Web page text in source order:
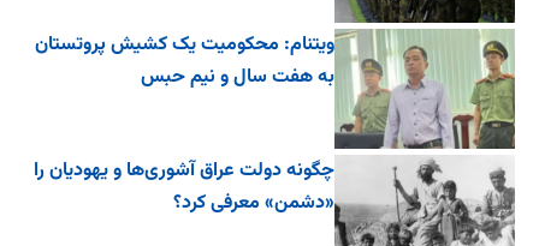
ویتنام: محکومیت یک کشیش پروتستان
به هفت سال و نیم حبس
چگونه دولت عراق آشوری‌ها و یهودیان را
«دشمن» معرفی کرد؟